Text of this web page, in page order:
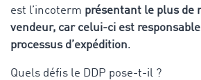
est l’incoterm présentant le plus de
vendeur, car celui-ci est
processus d’expédition.
Quels défis le DDP pose-t-il ?